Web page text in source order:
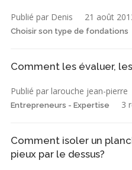
Publié par Denis 21 août
Choisir son type de fondations
Comment les évaluer,
Publié par larouche jean-pierre
Entrepreneurs - Expertise 3
Comment isoler un
pieux par le dessus?